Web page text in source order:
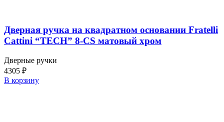
Дверная ручка на квадратном основании Fratelli
Cattini “TECH” 8-CS матовый хром
Дверные ручки
4305 ₽
В корзину